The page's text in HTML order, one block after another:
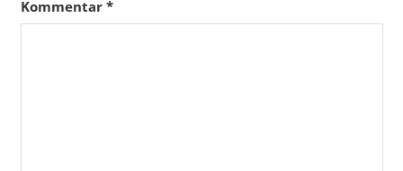
Kommentar *